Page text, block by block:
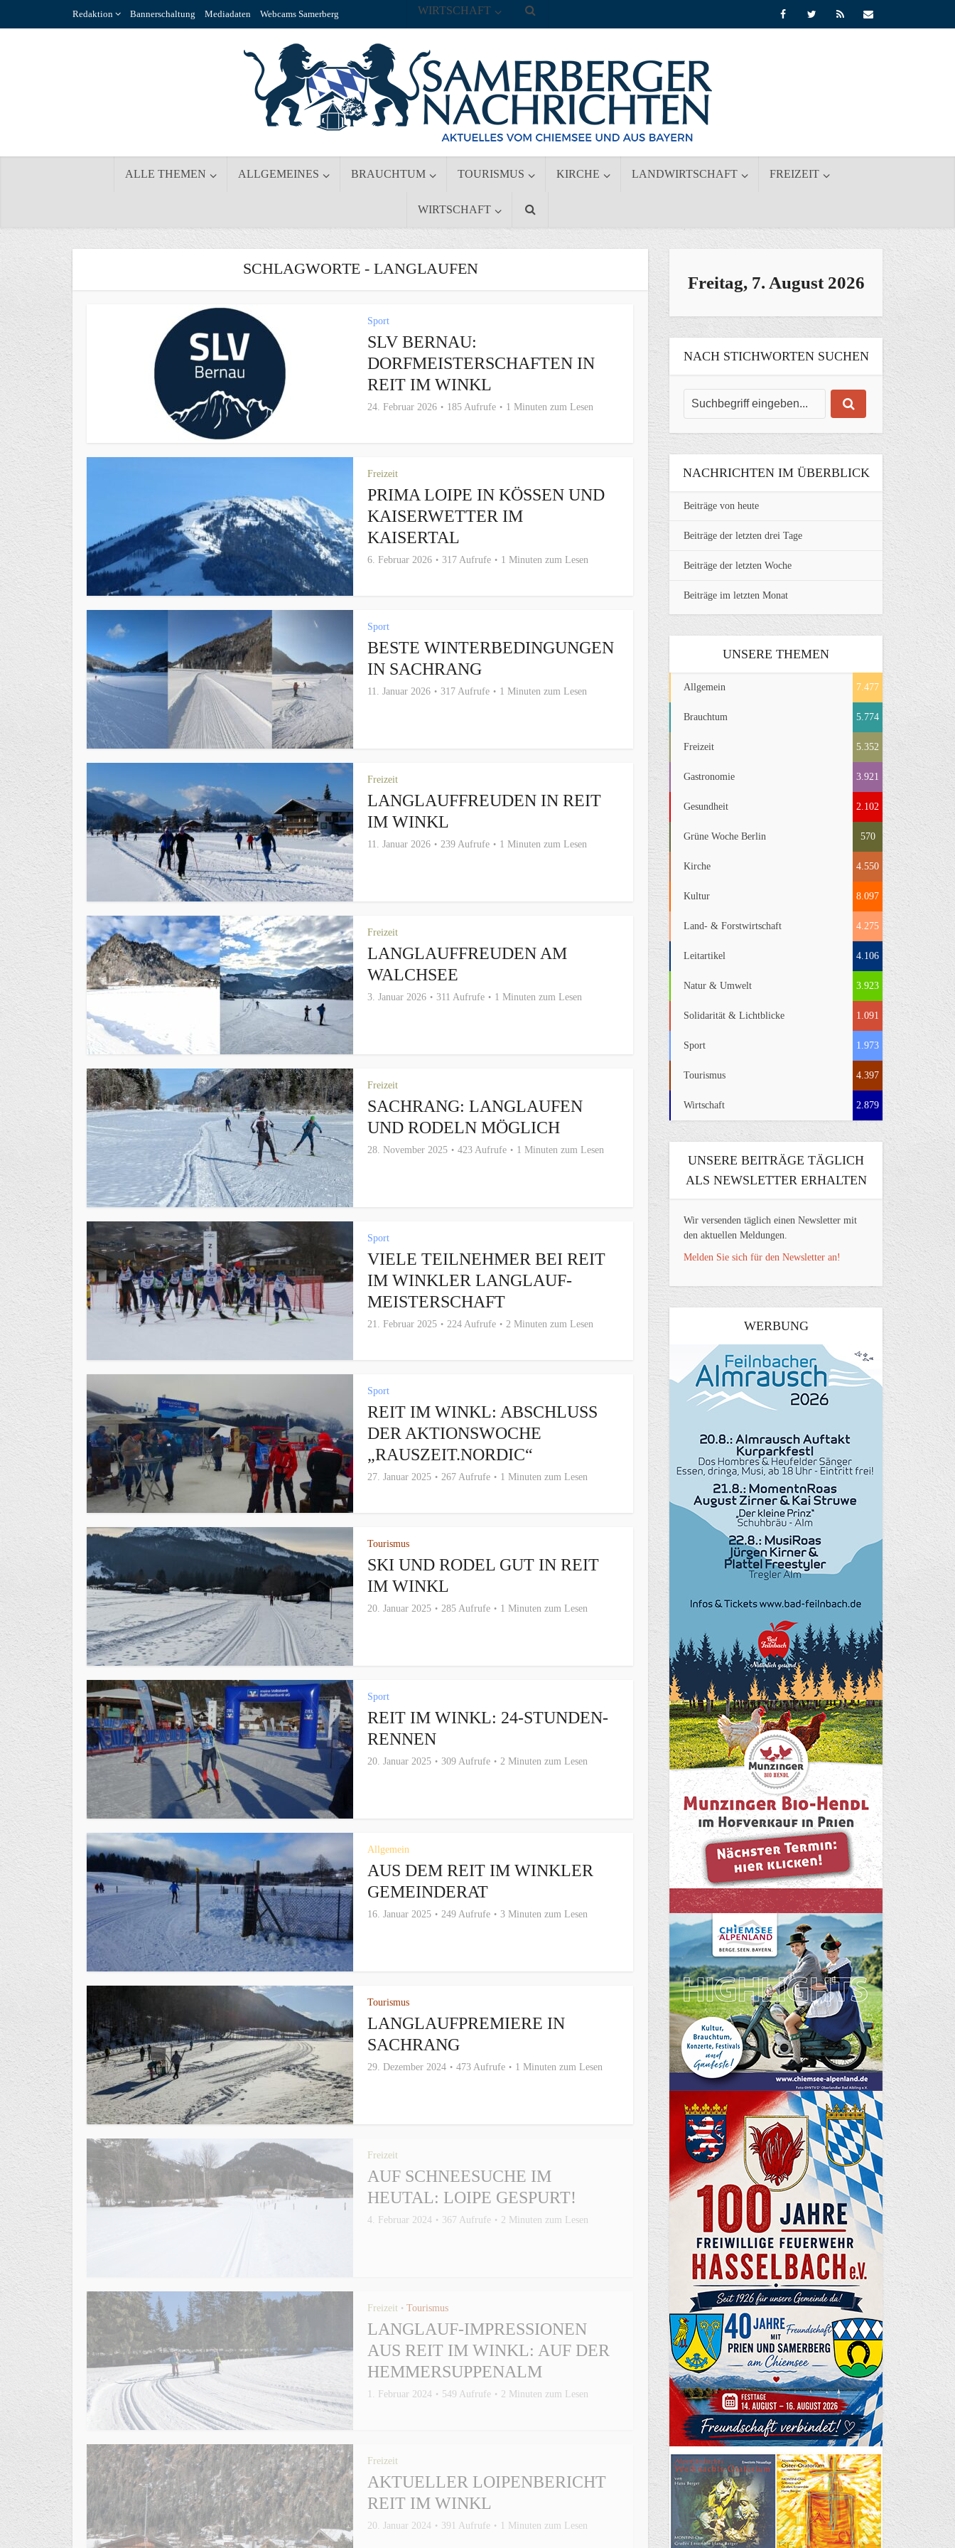
Redaktion Bannerschaltung Mediadaten Webcams Samerberg
ALLE THEMEN ALLGEMEINES BRAUCHTUM TOURISMUS KIRCHE LANDWIRTSCHAFT FREIZEIT
WIRTSCHAFT
WIRTSCHAFT
SCHLAGWORTE - LANGLAUFEN
Sport
SLV BERNAU:
DORFMEISTERSCHAFTEN IN
REIT IM WINKL
24. Februar 2026 185 Aufrufe 1 Minuten zum Lesen
Freizeit
PRIMA LOIPE IN KÖSSEN UND
KAISERWETTER IM
KAISERTAL
6. Februar 2026 317 Aufrufe 1 Minuten zum Lesen
Sport
BESTE WINTERBEDINGUNGEN
IN SACHRANG
11. Januar 2026 317 Aufrufe 1 Minuten zum Lesen
Freizeit
LANGLAUFFREUDEN IN REIT
IM WINKL
11. Januar 2026 239 Aufrufe 1 Minuten zum Lesen
Freizeit
LANGLAUFFREUDEN AM
WALCHSEE
3. Januar 2026 311 Aufrufe 1 Minuten zum Lesen
Freizeit
SACHRANG: LANGLAUFEN
UND RODELN MÖGLICH
28. November 2025 423 Aufrufe 1 Minuten zum Lesen
Sport
VIELE TEILNEHMER BEI REIT
IM WINKLER LANGLAUF-
MEISTERSCHAFT
21. Februar 2025 224 Aufrufe 2 Minuten zum Lesen
Sport
REIT IM WINKL: ABSCHLUSS
DER AKTIONSWOCHE
„RAUSZEIT.NORDIC“
27. Januar 2025 267 Aufrufe 1 Minuten zum Lesen
Tourismus
SKI UND RODEL GUT IN REIT
IM WINKL
20. Januar 2025 285 Aufrufe 1 Minuten zum Lesen
Sport
REIT IM WINKL: 24-STUNDEN-
RENNEN
20. Januar 2025 309 Aufrufe 2 Minuten zum Lesen
Allgemein
AUS DEM REIT IM WINKLER
GEMEINDERAT
16. Januar 2025 249 Aufrufe 3 Minuten zum Lesen
Tourismus
LANGLAUFPREMIERE IN
SACHRANG
29. Dezember 2024 473 Aufrufe 1 Minuten zum Lesen
Freizeit
AUF SCHNEESUCHE IM
HEUTAL: LOIPE GESPURT!
4. Februar 2024 367 Aufrufe 2 Minuten zum Lesen
Freizeit • Tourismus
LANGLAUF-IMPRESSIONEN
AUS REIT IM WINKL: AUF DER
HEMMERSUPPENALM
1. Februar 2024 549 Aufrufe 2 Minuten zum Lesen
Freizeit
AKTUELLER LOIPENBERICHT
REIT IM WINKL
20. Januar 2024 391 Aufrufe 1 Minuten zum Lesen
Freitag, 7. August 2026
NACH STICHWORTEN SUCHEN
NACHRICHTEN IM ÜBERBLICK
Beiträge von heute
Beiträge der letzten drei Tage
Beiträge der letzten Woche
Beiträge im letzten Monat
UNSERE THEMEN
Allgemein 7.477
Brauchtum 5.774
Freizeit 5.352
Gastronomie 3.921
Gesundheit 2.102
Grüne Woche Berlin 570
Kirche 4.550
Kultur 8.097
Land- & Forstwirtschaft 4.275
Leitartikel 4.106
Natur & Umwelt 3.923
Solidarität & Lichtblicke 1.091
Sport 1.973
Tourismus 4.397
Wirtschaft 2.879
UNSERE BEITRÄGE TÄGLICH
ALS NEWSLETTER ERHALTEN
Wir versenden täglich einen Newsletter mit
den aktuellen Meldungen.
Melden Sie sich für den Newsletter an!
WERBUNG